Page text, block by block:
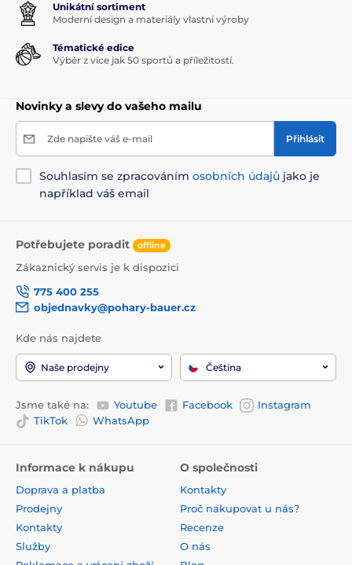
Unikátní sortiment
Moderní design a materiály vlastní výroby
Tématické edice
Výběr z více jak 50 sportů a příležitostí.
Novinky a slevy do vašeho mailu
Zde napište váš e-mail Přihlásit
Souhlasím se zpracováním osobních údajů jako je
například váš email
Potřebujete poradit offline
Zákaznický servis je k dispozici
775 400 255
objednavky@pohary-bauer.cz
Kde nás najdete
Naše prodejny Čeština
Jsme také na: Youtube Facebook
Instagram
TikTok
WhatsApp
Informace k nákupu
Doprava a platba
Prodejny
Kontakty
Služby
O společnosti
Kontakty
Proč nakupovat u nás?
Recenze
O nás